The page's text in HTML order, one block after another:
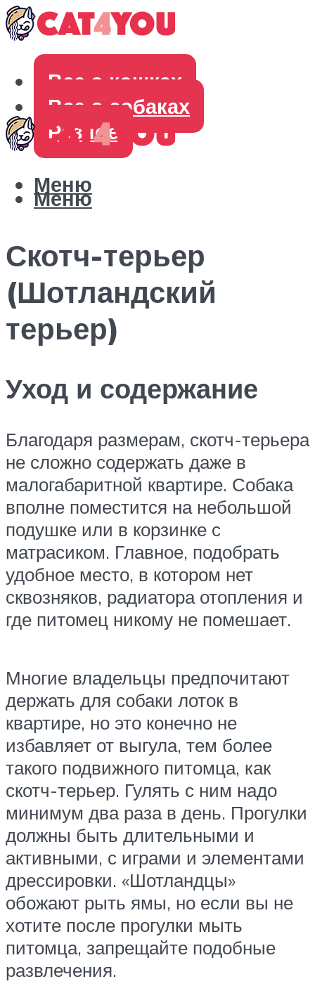
Все о кошках
Все о собаках
Разное
Меню
Меню
Скотч-терьер
(Шотландский
терьер)
Уход и содержание
Благодаря размерам, скотч-терьера
не сложно содержать даже в
малогабаритной квартире. Собака
вполне поместится на небольшой
подушке или в корзинке с
матрасиком. Главное, подобрать
удобное место, в котором нет
сквозняков, радиатора отопления и
где питомец никому не помешает.
Многие владельцы предпочитают
держать для собаки лоток в
квартире, но это конечно не
избавляет от выгула, тем более
такого подвижного питомца, как
скотч-терьер. Гулять с ним надо
минимум два раза в день. Прогулки
должны быть длительными и
активными, с играми и элементами
дрессировки. «Шотландцы»
обожают рыть ямы, но если вы не
хотите после прогулки мыть
питомца, запрещайте подобные
развлечения.